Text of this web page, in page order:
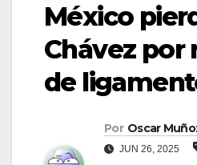
México
Chávez por
de
Por Oscar
JUN 26, 2025